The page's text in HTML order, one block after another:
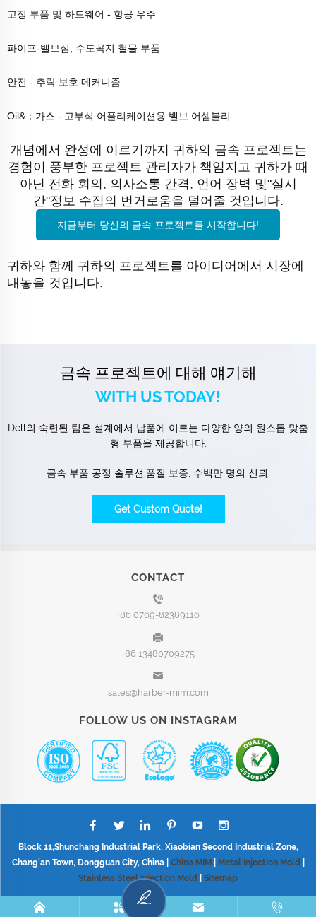
고정 부품 및 하드웨어 - 항공 우주
파이프-밸브심, 수도꼭지 철물 부품
안전 - 추락 보호 메커니즘
Oil&；가스 - 고부식 어플리케이션용 밸브 어셈블리
개념에서 완성에 이르기까지 귀하의 금속 프로젝트는
경험이 풍부한 프로젝트 관리자가 책임지고 귀하가 때
아닌 전화 회의, 의사소통 간격, 언어 장벽 및"실시
간"정보 수집의 번거로움을 덜어줄 것입니다.
지금부터 당신의 금속 프로젝트를 시작합니다!
귀하와 함께 귀하의 프로젝트를 아이디어에서 시장에
내놓을 것입니다.
금속 프로젝트에 대해 얘기해
WITH US TODAY!
Dell의 숙련된 팀은 설계에서 납품에 이르는 다양한 양의 원스톱 맞춤
형 부품을 제공합니다.
금속 부품 공정 솔루션.품질 보증, 수백만 명의 신뢰.
Get Custom Quote!
CONTACT
+86 0769-82389116
+86 13480709275
sales@harber-mim.com
FOLLOW US ON INSTAGRAM
Block 11,Shunchang Industrial Park, Xiaobian Second Industrial Zone,
Chang'an Town, Dongguan City, China | China MIM| Metal Injection Mold
Stainless Steel Injection Mold
Sitemap